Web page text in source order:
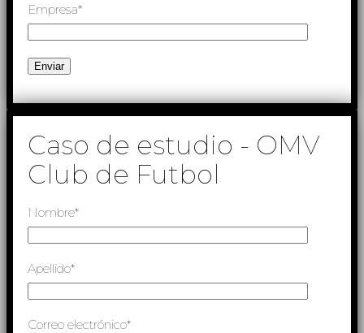
Empresa*
Caso de estudio - OMV
Club de Futbol
Nombre*
Apellido*
Correo electrónico*